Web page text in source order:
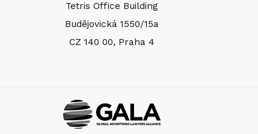
Tetris Office Building
Budějovická 1550/15a
CZ 140 00, Praha 4